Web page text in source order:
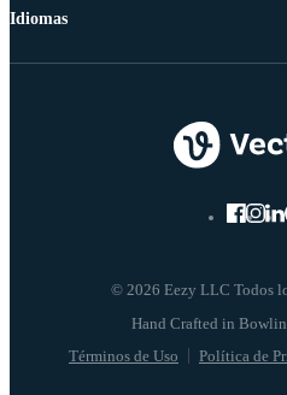
© 2026 Eezy LLC Todos
Términos de Uso Política de
Idiomas